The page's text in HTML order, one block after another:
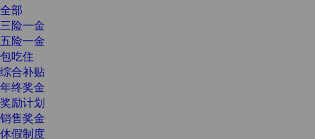
全部
三险一金
五险一金
包吃住
综合补贴
年终奖金
奖励计划
销售奖金
休假制度